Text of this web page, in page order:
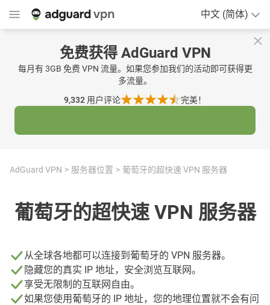
中文 (简体)
免费获得 AdGuard VPN
每月有 3GB 免费 VPN 流量。如果您参加我们的活动即可获得更
多流量。
9,332 用户评论 完美！
AdGuard VPN 服务器位置 葡萄牙的超快速 VPN 服务器
葡萄牙的超快速 VPN 服务器
从全球各地都可以连接到葡萄牙的 VPN 服务器。
隐藏您的真实 IP 地址，安全浏览互联网。
享受无限制的互联网自由。
如果您使用葡萄牙的 IP 地址，您的地理位置就不会有问